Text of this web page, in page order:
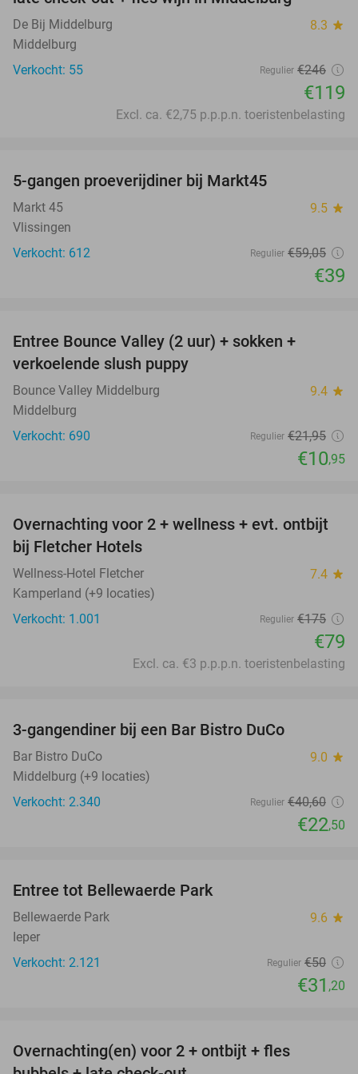
De Bij Middelburg 8.3 star
Middelburg
Verkocht: 55
Regulier €246
€119
Excl. ca. €2,75 p.p.p.n. toeristenbelasting
5-gangen proeverijdiner bij Markt45
Markt 45 9.5 star
Vlissingen
Verkocht: 612
Regulier €59,05
€39
Entree Bounce Valley (2 uur) + sokken +
verkoelende slush puppy
Bounce Valley Middelburg 9.4 star
Middelburg
Verkocht: 690
Regulier €21,95
€10,95
55%
Overnachting voor 2 + wellness + evt. ontbijt
bij Fletcher Hotels
Wellness-Hotel Fletcher 7.4 star
Kamperland (+9 locaties)
Verkocht: 1.001
Regulier €175
€79
Excl. ca. €3 p.p.p.n. toeristenbelasting
3-gangendiner bij een Bar Bistro DuCo
Bar Bistro DuCo 9.0 star
Middelburg (+9 locaties)
Verkocht: 2.340
Regulier €40,60
€22,50
Entree tot Bellewaerde Park
Bellewaerde Park 9.6 star
Ieper
Verkocht: 2.121
Regulier €50
€31 ,20
Overnachting(en) voor 2 + ontbijt + fles